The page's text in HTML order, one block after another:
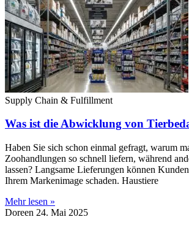
Supply Chain & Fulfillment
Was ist die Abwicklung von
Haben Sie sich schon einmal gefragt, warum
Zoohandlungen so schnell liefern, während
lassen? Langsame Lieferungen können
Ihrem Markenimage schaden. Haustiere
Mehr lesen »
Doreen 24. Mai 2025